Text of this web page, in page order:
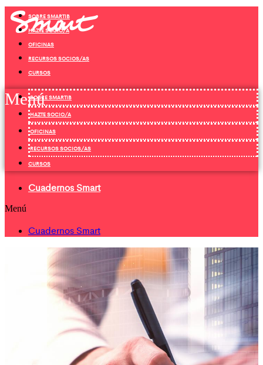
Ir
contenido
SOBRE SMARTIB
HAZTE SOCIO/A
OFICINAS
RECURSOS SOCIOS/AS
CURSOS
MenúSOBRE SMARTIB
HAZTE SOCIO/A
OFICINAS
RECURSOS SOCIOS/AS
CURSOS
Cuadernos Smart
Menú
Cuadernos Smart